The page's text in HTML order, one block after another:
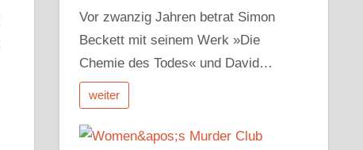
Vor zwanzig Jahren betrat Simon
Beckett mit seinem Werk »Die
Chemie des Todes« und David…
weiter